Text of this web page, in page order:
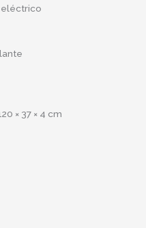
eléctrico
× 37 × 4 cm